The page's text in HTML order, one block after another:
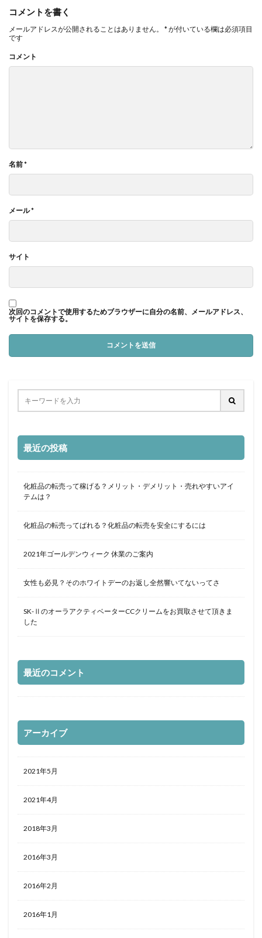
コメントを書く
メールアドレスが公開されることはありません。 *が付いている欄は必須項目
です
コメント
名前*
メール*
サイト
次回のコメントで使用するためブラウザーに自分の名前、メールアドレス、
サイトを保存する。
最近の投稿
化粧品の転売って稼げる？メリット・デメリット・売れやすいアイ
テムは？
化粧品の転売ってばれる？化粧品の転売を安全にするには
2021年ゴールデンウィーク 休業のご案内
女性も必見？そのホワイトデーのお返し全然響いてないってさ
SK-ⅡのオーラアクティベーターCCクリームをお買取させて頂きま
した
最近のコメント
アーカイブ
2021年5月
2021年4月
2018年3月
2016年3月
2016年2月
2016年1月